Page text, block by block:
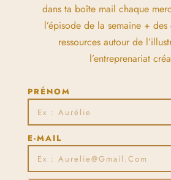
dans ta boîte mail chaque
l’épisode de la semaine +
ressources autour de
l’entreprenariat
PRÉNOM
E-MAIL